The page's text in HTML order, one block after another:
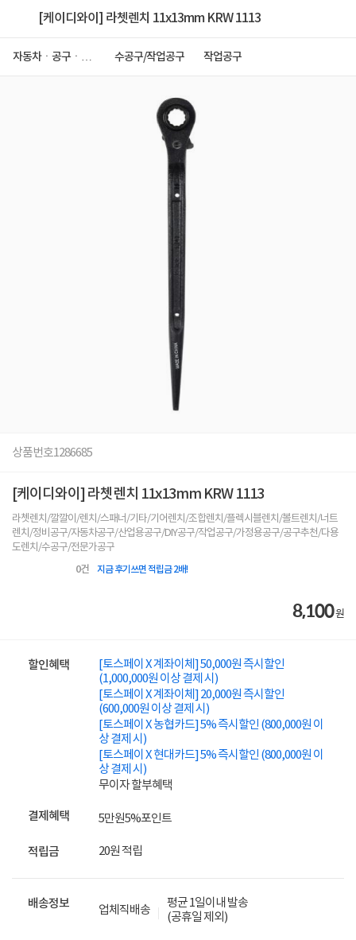
[케이디와이] 라쳇렌치 11x13mm KRW 1113
자동차ㆍ공구ㆍ안
수공구/작업공구 작업공구
상품번호1286685
[케이디와이] 라쳇렌치 11x13mm KRW 1113
라쳇렌치/깔깔이/렌치/스패너/기타/기어렌치/조합렌치/플렉시블렌치/볼트렌치/너트
렌치/정비공구/자동차공구/산업용공구/DIY공구/작업공구/가정용공구/공구추천/다용
도렌치/수공구/전문가공구
0건 지금 후기쓰면 적립금 2배!
8,100원
할인혜택
[토스페이 X 계좌이체] 50,000원 즉시할인
(1,000,000원 이상 결제 시)
[토스페이 X 계좌이체] 20,000원 즉시할인
(600,000원 이상 결제 시)
[토스페이 X 농협카드] 5% 즉시할인 (800,000원 이
상 결제 시)
[토스페이 X 현대카드] 5% 즉시할인 (800,000원 이
상 결제 시)
무이자 할부혜택
결제혜택 5만원5%포인트
적립금 20원 적립
배송정보 업체직배송
평균 1일이내 발송
(공휴일 제외)